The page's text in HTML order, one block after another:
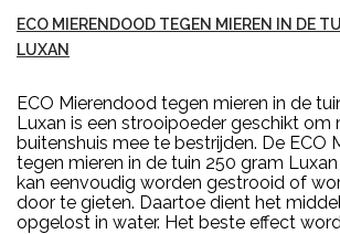
ECO MIERENDOOD TEGEN MIEREN IN DE
LUXAN
ECO Mierendood tegen mieren in de
Luxan is een strooipoeder geschikt om
buitenshuis mee te bestrijden. De ECO
tegen mieren in de tuin 250 gram
kan eenvoudig worden gestrooid of
door te gieten. Daartoe dient het
opgelost in water. Het beste effect